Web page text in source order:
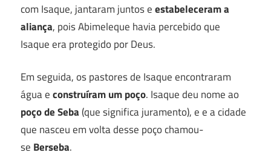
com Isaque, jantaram juntos eestabeleceram a
aliança, pois Abimeleque havia percebido que
Isaque era protegido por Deus.
Em seguida, os pastores de Isaque encontraram
água econstruíram um poço. Isaque deu nome ao
poço de Seba(que significa juramento), e e a cidade
que nasceu em volta desse poço chamou-
se Berseba.